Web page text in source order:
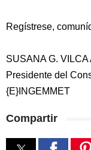
Regístrese,
SUSANA G. VILCA
Presidente del
{E}INGEMMET
Compartir